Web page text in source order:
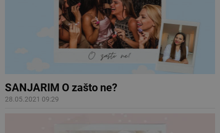
SANJARIM O zašto ne?
28.05.2021 09:29